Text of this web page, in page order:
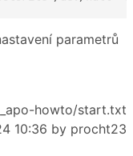
parametrů
howto/start.txt
10:36 by procht23